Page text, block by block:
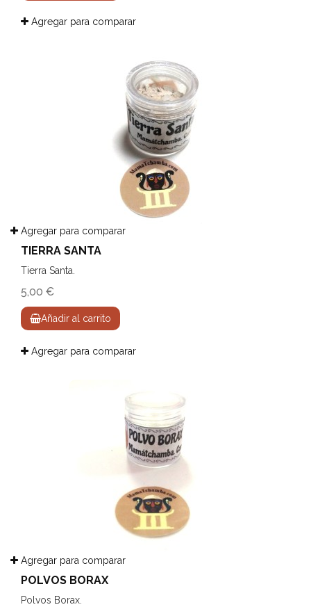
Agregar para comparar
Agregar para comparar
TIERRA SANTA
Tierra Santa.
5,00 €
Añadir al carrito
Agregar para comparar
Agregar para comparar
POLVOS BORAX
Polvos Borax.